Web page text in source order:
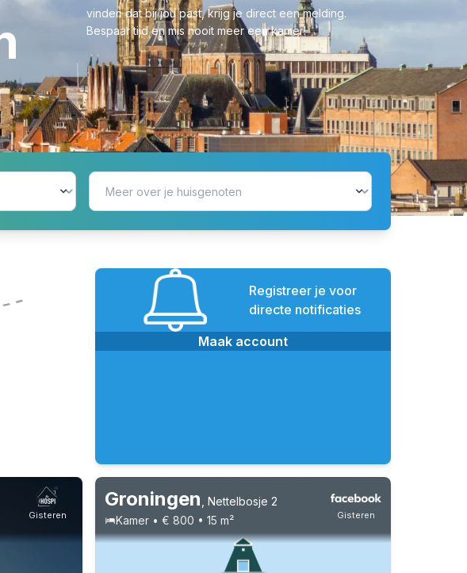
vinden dat bij jou past, krijg je direct een melding.
Bespaar tijd en mis nooit meer een kamer!
Registreer je voor
directe notificaties
Maak account
Gisteren Gisteren
Groningen Nettelbosje 2
Kamer • € 800 • 15 m²